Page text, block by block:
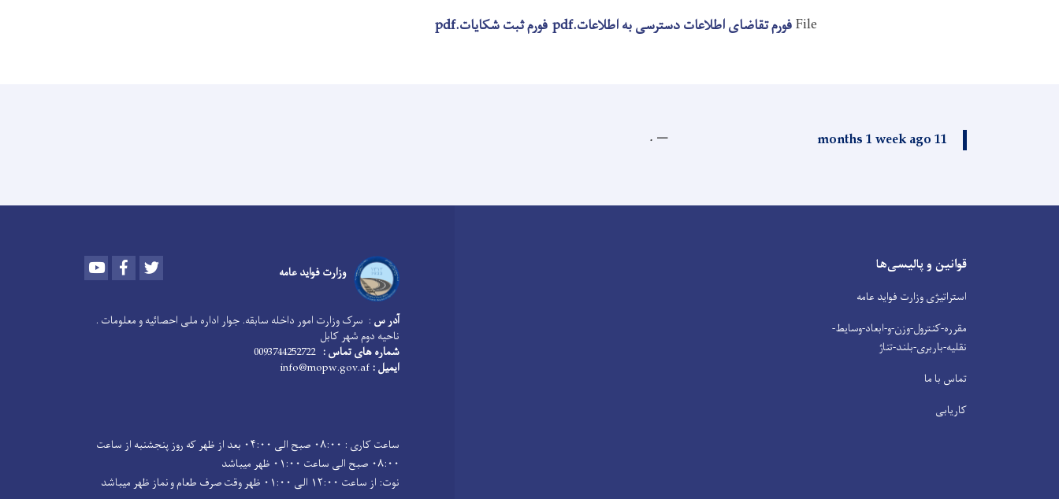
Fileفورم تقاضای اطلاعات دسترسی به اطلاعات.pdf فورم ثبت شکایات.pdf
11 months 1 week ago
.
قوانین و پالیسی‌ها
استراتیژی وزارت فواید عامه
مقرره-کنترول-وزن-و-ابعاد-وسایط-
نقلیه-باربری-بلند-تناژ
تماس با ما
کاریابی
وزارت فواید عامه Youtube Facebook
آدر س : سرک وزارت امور داخله سابقه. جوار اداره ملی احصائیه و معلومات .
ناحیه دوم شهر کابل
شماره های تماس : 0093744252722
ایمیل :
ساعت کاری : ۰۸:۰۰ صبح الی ۰۴:۰۰ بعد از ظهر که روز پنجشنبه از ساعت
۰۸:۰۰ صبح الی ساعت ۰۱:۰۰ ظهر میباشد
نوت: از ساعت ۱۲:۰۰ الی ۰۱:۰۰ ظهر وقت صرف طعام و نماز ظهر میباشد